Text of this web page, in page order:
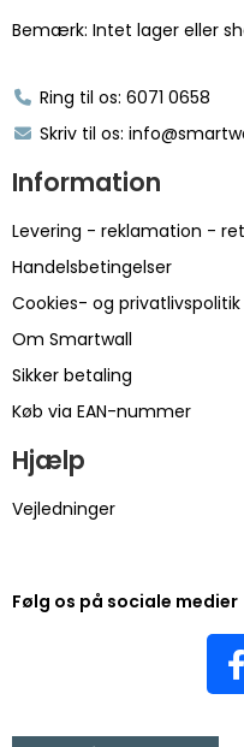
Bemærk: Intet lager eller
Ring til os: 6071 0658
Skriv til os:
Information
Levering - reklamation -
Handelsbetingelser
Cookies- og privatlivspolitik
Om Smartwall
Sikker betaling
Køb via EAN-nummer
Hjælp
Vejledninger
Følg os på sociale medier